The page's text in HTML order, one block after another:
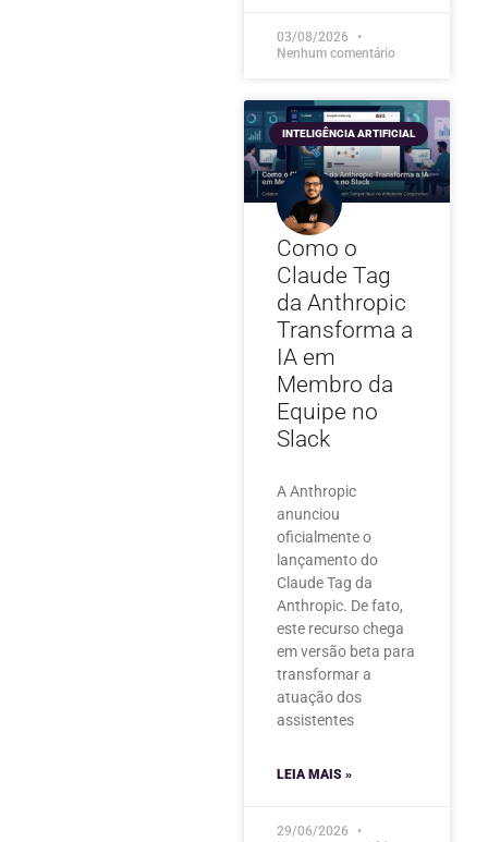
03/08/2026
Nenhum comentário
INTELIGÊNCIA ARTIFICIAL
Como o
Claude Tag
da Anthropic
Transforma a
IA em
Membro da
Equipe no
Slack
A Anthropic
anunciou
oficialmente o
lançamento do
Claude Tag da
Anthropic. De fato,
este recurso chega
em versão beta para
transformar a
atuação dos
assistentes
LEIA MAIS »
29/06/2026